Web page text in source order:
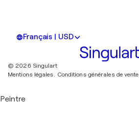
Français | USD
© 2026 Singulart
Mentions légales. Conditions générales de vente
Peintre